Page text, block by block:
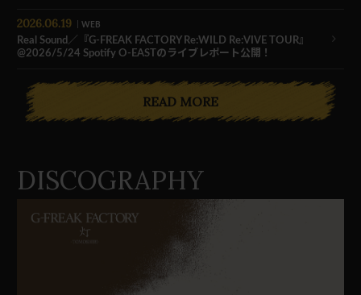
2026.06.19 WEB
Real Sound／『G-FREAK FACTORY Re:WILD Re:VIVE TOUR』
@2026/5/24 Spotify O-EASTのライブレポート公開！
READ MORE
DISCOGRAPHY